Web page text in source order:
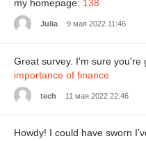
my homepage: 138
Julia 9 мая 2022 11:46
Great survey. I'm sure you're
importance of finance
tech 11 мая 2022 22:46
Howdy! I could have sworn